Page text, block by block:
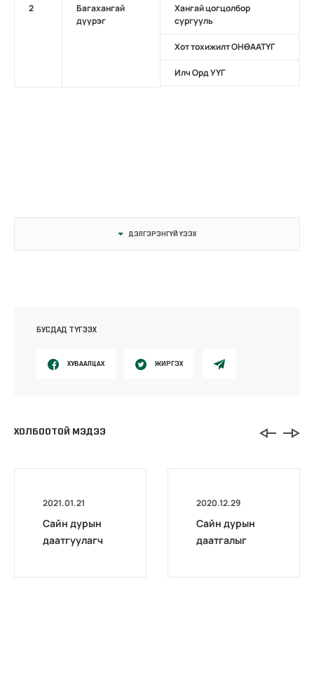
2
Багахангай
дүүрэг
Хангай цогцолбор
сургууль
Хот тохижилт ОНӨААТҮГ
Илч Орд УҮГ
ДЭЛГЭРЭНГҮЙ ҮЗЭХ
БУСДАД ТҮГЭЭХ
ХУВААЛЦАХ ЖИРГЭХ
ХОЛБООТОЙ МЭДЭЭ
2021.01.21
Сайн дурын
даатгуулагч
2020.12.29
Сайн дурын
даатгалыг